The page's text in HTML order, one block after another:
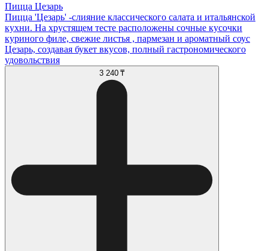
Пицца Цезарь
Пицца 'Цезарь' -слияние классического салата и итальянской
кухни. На хрустящем тесте расположены сочные кусочки
куриного филе, свежие листья , пармезан и ароматный соус
Цезарь, создавая букет вкусов, полный гастрономического
удовольствия
3 240 ₸